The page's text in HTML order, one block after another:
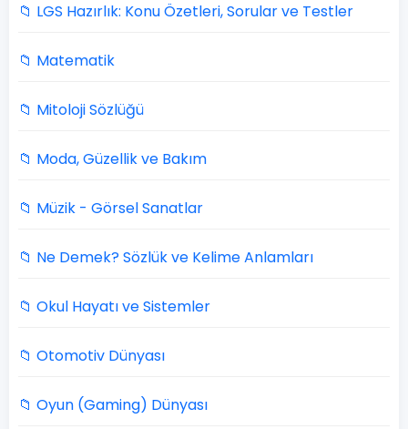
📁 LGS Hazırlık: Konu Özetleri, Sorular ve Testler
📁 Matematik
📁 Mitoloji Sözlüğü
📁 Moda, Güzellik ve Bakım
📁 Müzik - Görsel Sanatlar
📁 Ne Demek? Sözlük ve Kelime Anlamları
📁 Okul Hayatı ve Sistemler
📁 Otomotiv Dünyası
📁 Oyun (Gaming) Dünyası